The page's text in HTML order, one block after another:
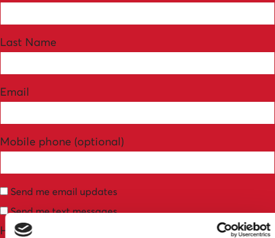
Last Name
Email
Mobile phone (optional)
Send me email updates
Send me text messages
How many other people are you bringing?